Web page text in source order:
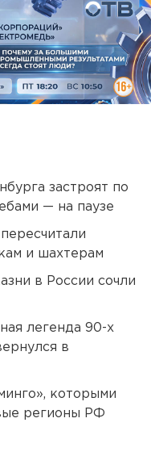
застроят по
— на паузе
и шахтерам
в России сочли
легенда 90-х
в
которыми
регионы РФ